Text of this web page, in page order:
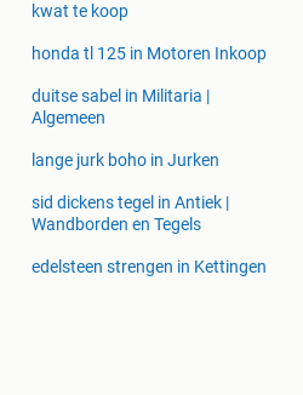
kwat te koop
honda tl 125 in Motoren Inkoop
duitse sabel in Militaria |
Algemeen
lange jurk boho in Jurken
sid dickens tegel in Antiek |
Wandborden en Tegels
edelsteen strengen in Kettingen